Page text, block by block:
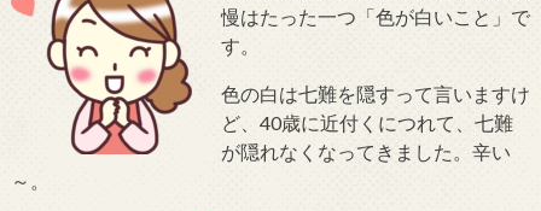
慢はたった一つ「色が白いこと」で
す。
色の白は七難を隠すって言いますけ
ど、40歳に近付くにつれて、七難
が隠れなくなってきました。辛い
～。